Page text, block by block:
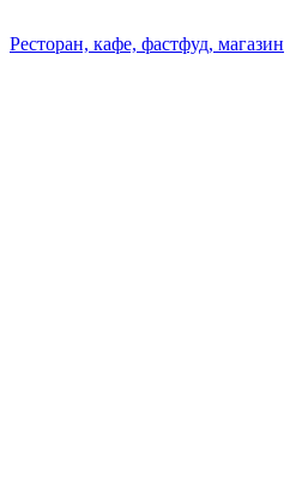
Ресторан, кафе, фастфуд, магазин